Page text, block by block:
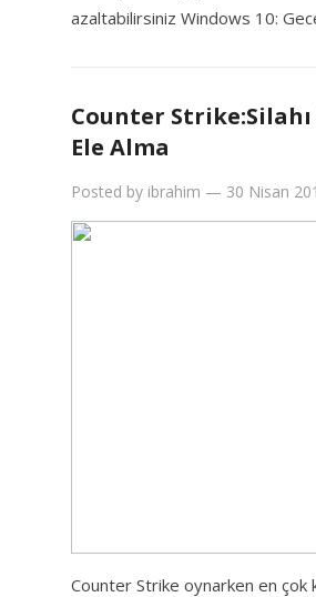
azaltabilirsiniz Windows 10:
Counter Strike:Silahı
Ele Alma
Posted by ibrahim — 30 Nisan
Counter Strike oynarken en çok